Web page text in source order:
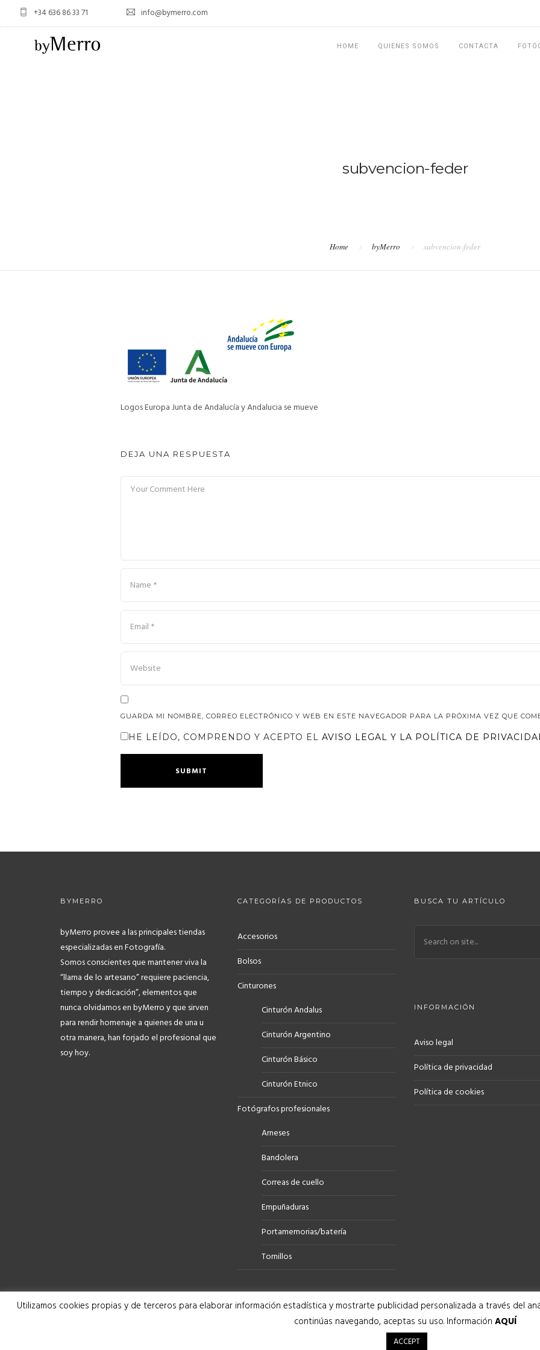
+34 636 86 33 71 info@bymerro.com
HOME QUIENES SOMOS CONTACTA
subvencion-feder
Home byMerro subvencion-feder
Logos Europa Junta de Andalucía y Andalucia se mueve
DEJA UNA RESPUESTA
GUARDA MI NOMBRE, CORREO ELECTRÓNICO Y WEB EN ESTE NAVEGADOR PARA LA PRÓXIMA VEZ QUE
HE LEÍDO, COMPRENDO Y ACEPTO EL AVISO LEGAL Y LA POLÍTICA DE
BYMERRO
byMerro provee a las principales tiendas
especializadas en Fotografía.
Somos conscientes que mantener viva la
“llama de lo artesano” requiere paciencia,
tiempo y dedicación”, elementos que
nunca olvidamos en byMerro y que sirven
para rendir homenaje a quienes de una u
otra manera, han forjado el profesional que
soy hoy.
CATEGORÍAS DE PRODUCTOS
Accesorios
Bolsos
Cinturones
Cinturón Andalus
Cinturón Argentino
Cinturón Básico
Cinturón Etnico
Fotógrafos profesionales
Arneses
Bandolera
Correas de cuello
Empuñaduras
Portamemorias/batería
Tornillos
BUSCA TU ARTÍCULO
INFORMACIÓN
Aviso legal
Política de privacidad
Política de cookies
Utilizamos cookies propias y de terceros para elaborar información estadística y mostrarte publicidad personalizada a través del
continúas navegando, aceptas su uso. Información AQUÍ
ACCEPT